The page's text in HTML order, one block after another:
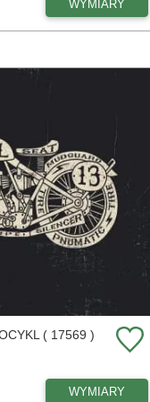
WYMIARY
( 17569 )
WYMIARY